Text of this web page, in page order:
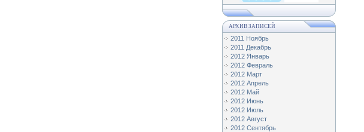
АРХИВ ЗАПИСЕЙ
2011 Ноябрь
2011 Декабрь
2012 Январь
2012 Февраль
2012 Март
2012 Апрель
2012 Май
2012 Июнь
2012 Июль
2012 Август
2012 Сентябрь